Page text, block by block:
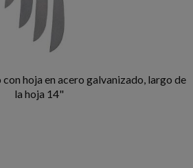
hoja en acero galvanizado, largo de
la hoja 14"